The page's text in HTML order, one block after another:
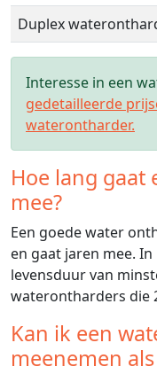
Duplex
Interesse in een
gedetailleerde
waterontharder.
Hoe lang gaat
mee?
Een goede water
en gaat jaren mee.
levensduur van
waterontharders die
Kan ik een
meenemen